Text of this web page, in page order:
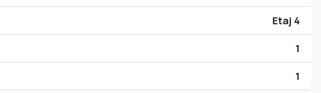
Etaj 4
1
1